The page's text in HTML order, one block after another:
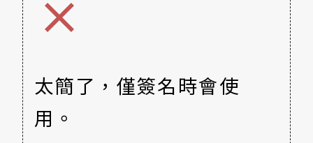
太簡了，僅簽名時會使
用。